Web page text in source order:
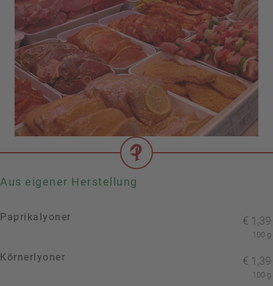
Aus eigener Herstellung
Paprikalyoner € 1,39
100 g
Körnerlyoner € 1,39
100 g